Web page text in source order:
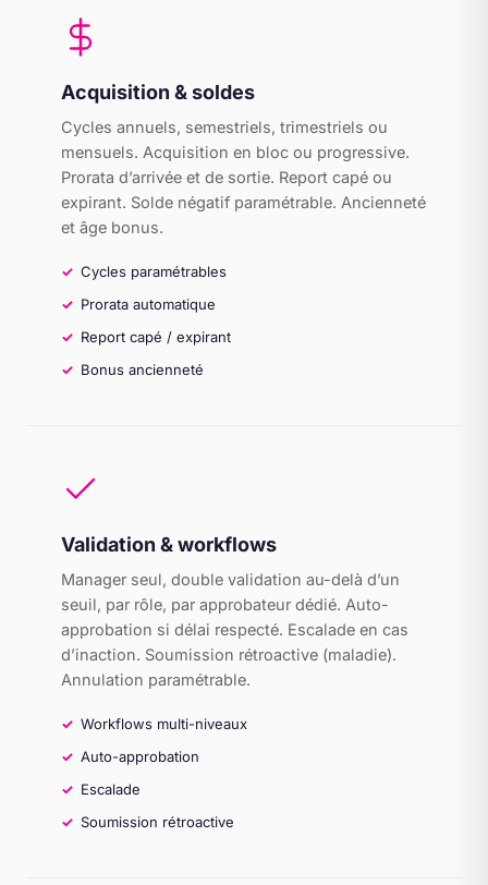
Acquisition & soldes
Cycles annuels, semestriels, trimestriels ou
mensuels. Acquisition en bloc ou progressive.
Prorata d’arrivée et de sortie. Report capé ou
expirant. Solde négatif paramétrable. Ancienneté
et âge bonus.
Cycles paramétrables
Prorata automatique
Report capé / expirant
Bonus ancienneté
Validation & workflows
Manager seul, double validation au-delà d’un
seuil, par rôle, par approbateur dédié. Auto-
approbation si délai respecté. Escalade en cas
d’inaction. Soumission rétroactive (maladie).
Annulation paramétrable.
Workflows multi-niveaux
Auto-approbation
Escalade
Soumission rétroactive